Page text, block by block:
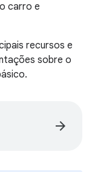
carro e
recursos e
sobre o
arrow_forward